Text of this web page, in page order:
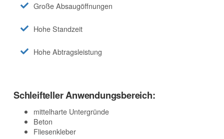
Große Absaugöffnungen
Hohe Standzeit
Hohe Abtragsleistung
Schleifteller Anwendungsbereich:
mittelharte Untergründe
Beton
Fliesenkleber